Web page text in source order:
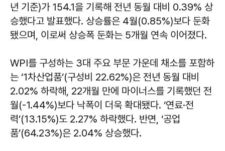
년 기준)가 154.1을 기록해 전년 동월 대비 0.39% 상
승했다고 발표했다. 상승률은 4월(0.85%)보다 둔화
됐으며, 이로써 상승폭 둔화는 5개월 연속 이어졌다.
WPI를 구성하는 3대 주요 부문 가운데 채소를 포함하
는 ‘1차산업품’(구성비 22.62%)은 전년 동월 대비
2.02% 하락해, 22개월 만에 마이너스를 기록했던 전
월(-1.44%)보다 낙폭이 더욱 확대됐다. ‘연료·전
력’(13.15%)도 2.27% 하락했다. 반면, ‘공업
품’(64.23%)은 2.04% 상승했다.